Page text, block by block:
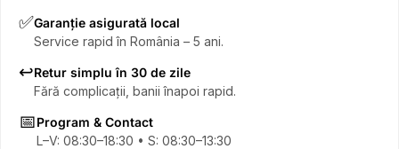
✅Garanție asigurată local
Service rapid în România – 5 ani.
↩️Retur simplu în 30 de zile
Fără complicații, banii înapoi rapid.
📅Program & Contact
L–V: 08:30–18:30 • S: 08:30–13:30